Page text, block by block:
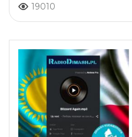
19010